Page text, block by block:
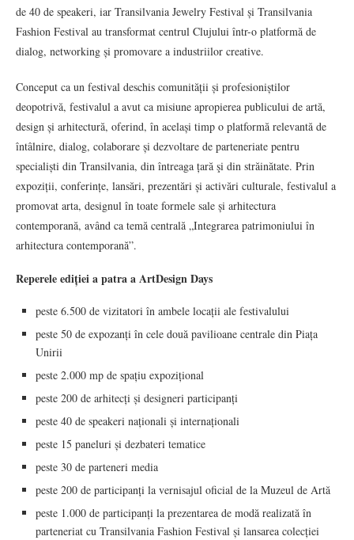
de 40 de speakeri, iar Transilvania Jewelry Festival și Transilvania
Fashion Festival au transformat centrul Clujului într-o platformă de
dialog, networking și promovare a industriilor creative.
Conceput ca un festival deschis comunității și profesioniștilor
deopotrivă, festivalul a avut ca misiune apropierea publicului de artă,
design și arhitectură, oferind, în același timp o platformă relevantă de
întâlnire, dialog, colaborare și dezvoltare de parteneriate pentru
specialiști din Transilvania, din întreaga țară şi din străinătate. Prin
expoziții, conferințe, lansări, prezentări și activări culturale, festivalul a
promovat arta, designul în toate formele sale și arhitectura
contemporană, având ca temă centrală „Integrarea patrimoniului în
arhitectura contemporană”.
Reperele ediției a patra a ArtDesign Days
peste 6.500 de vizitatori în ambele locații ale festivalului
peste 50 de expozanți în cele două pavilioane centrale din Piața
Unirii
peste 2.000 mp de spațiu expozițional
peste 200 de arhitecți și designeri participanți
peste 40 de speakeri naționali și internaționali
peste 15 paneluri și dezbateri tematice
peste 30 de parteneri media
peste 200 de participanți la vernisajul oficial de la Muzeul de Artă
peste 1.000 de participanți la prezentarea de modă realizată în
parteneriat cu Transilvania Fashion Festival și lansarea colecției